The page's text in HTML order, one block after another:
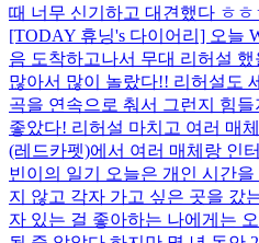
때 너무 신기하고 대견했다 ㅎ
[TODAY 휴닝's 다이어리] 오늘
음 도착하고나서 무대 리허설
많아서 많이 놀랐다!! 리허설도
곡을 연속으로 춰서 그런지 힘
좋았다! 리허설 마치고 여러 매
(레드카펫)에서 여러 매체랑 인
빈이의 일기 오늘은 개인 시간
지 않고 각자 가고 싶은 곳을 갔
자 있는 걸 좋아하는 나에게는